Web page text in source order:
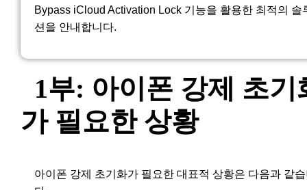
Bypass iCloud Activation Lock 기능을 활용한 최적의 솔
션을 안내합니다.
1부: 아이폰 강제 초기
가 필요한 상황
아이폰 강제 초기화가 필요한 대표적 상황은 다음과 같